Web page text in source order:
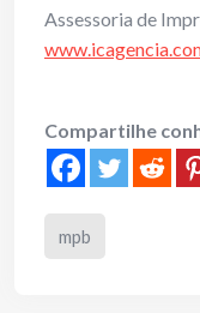
Assessoria de
Compartilhe
mpb